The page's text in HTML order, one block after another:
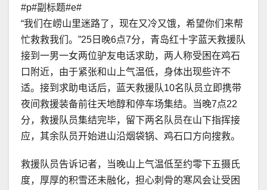
#p#副标题#e#
“我们在崂山里迷路了，现在又冷又饿，希望你们来帮
忙救救我们。”25日晚6点7分，青岛红十字蓝天救援队
接到一男一女两位驴友电话求助，两人称受困在鸡石
口附近，由于紧张和山上气温低，身体出现些许不
适。接到求助电话后，蓝天救援队10名队员立即携带
夜间救援装备前往天地醇和停车场集结。当晚7点22
分，救援队员集结完毕，留下两名队员在山下指挥接
应，其余队员开始进山沿烟袋锅、鸡石口方向搜救。
救援队员告诉记者，当晚山上气温低至约零下五摄氏
度，厚厚的积雪还未融化，担心刺骨的寒风会让受困